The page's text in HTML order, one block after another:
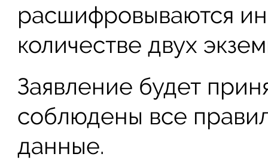
расшифровываются
количестве двух
Заявление будет
соблюдены все
данные.